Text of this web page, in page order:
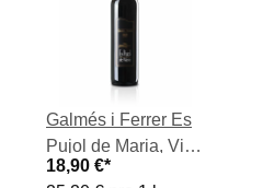
Galmés i Ferrer Es
Pujol de Maria, Vino
Tinto 2022, 0,75-l-
18,90 €*